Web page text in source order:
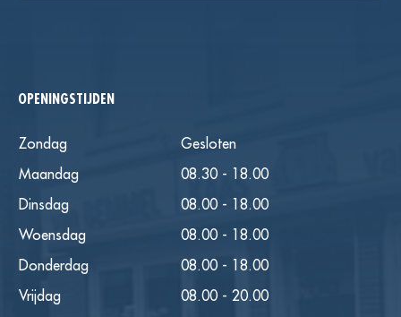
OPENINGSTIJDEN
Zondag
Gesloten
Maandag
08.30 - 18.00
Dinsdag
08.00 - 18.00
Woensdag
08.00 - 18.00
Donderdag
08.00 - 18.00
Vrijdag
08.00 - 20.00